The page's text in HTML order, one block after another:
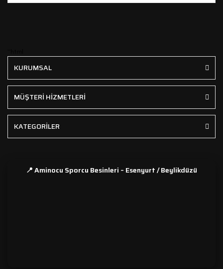
KURUMSAL
MÜŞTERİ HİZMETLERİ
KATEGORİLER
📍 Aminocu Sporcu Besinleri – Esenyurt / Beylikdüzü